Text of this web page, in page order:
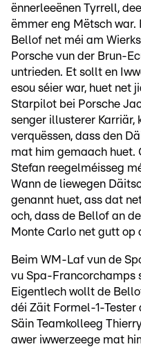
ënnerleeënen Tyrrell,
ëmmer eng Mëtsch war.
Bellof net méi am
Porsche vun der Brun-
untrieden. Et sollt en
esou séier war, huet net
Starpilot bei Porsche
senger illusterer Karriär,
verquëssen, dass den
mat him gemaach huet.
Stefan reegelméisseg
Wann de liewegen
genannt huet, ass dat
och, dass de Bellof an
Monte Carlo net gutt op
Beim WM-Laf vun de
vu Spa-Francorchamps
Eigentlech wollt de
déi Zäit Formel-1-Tester
Säin Teamkolleeg
awer iwwerzeege mat